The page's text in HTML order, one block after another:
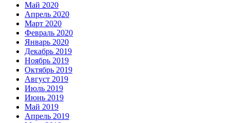
Май 2020
Апрель 2020
Март 2020
Февраль 2020
Январь 2020
Декабрь 2019
Ноябрь 2019
Октябрь 2019
Август 2019
Июль 2019
Июнь 2019
Май 2019
Апрель 2019